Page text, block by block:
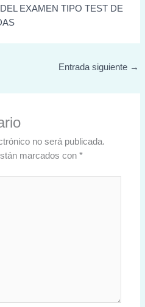
EXAMEN TIPO TEST DE
Entrada siguiente →
no será publicada.
marcados con*